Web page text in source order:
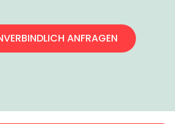
ANFRAGEN